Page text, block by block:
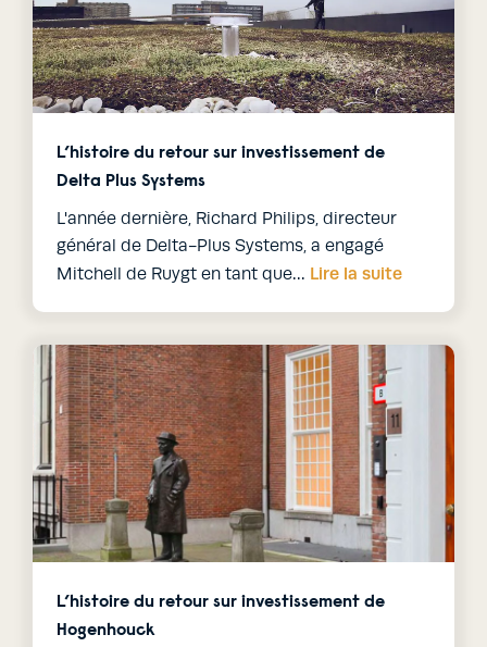
L’histoire du retour sur investissement de
Delta Plus Systems
L'année dernière, Richard Philips, directeur
général de Delta-Plus Systems, a engagé
Mitchell de Ruygt en tant que… Lire la suite
L’histoire du retour sur investissement de
Hogenhouck